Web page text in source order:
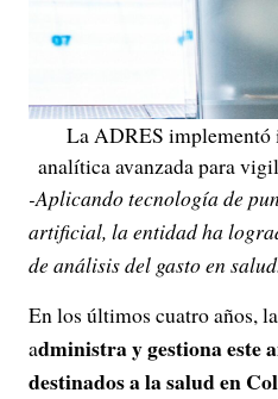
La ADRES
analítica avanzada para
-Aplicando tecnología de
artificial, la entidad ha
de análisis del gasto en
En los últimos cuatro años,
administra y gestiona este
destinados a la salud en